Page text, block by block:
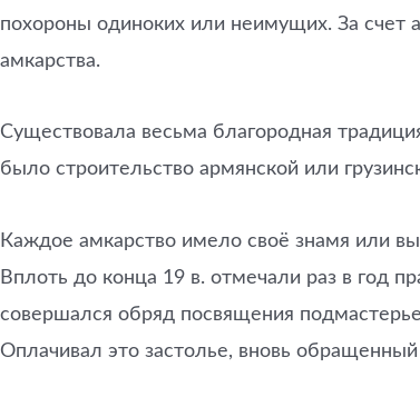
похороны одиноких или неимущих. За счет
амкарства.
Существовала весьма благородная
было строительство армянской или
Каждое амкарство имело своё знамя или
Вплоть до конца 19 в. отмечали раз в год
совершался обряд посвящения
Оплачивал это застолье, вновь